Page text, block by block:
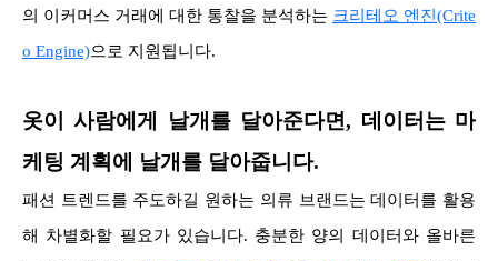
의 이커머스 거래에 대한 통찰을 분석하는 크리테오 엔진(Crite
o Engine)으로 지원됩니다.
옷이 사람에게 날개를 달아준다면, 데이터는 마
케팅 계획에 날개를 달아줍니다.
패션 트렌드를 주도하길 원하는 의류 브랜드는 데이터를 활용
해 차별화할 필요가 있습니다. 충분한 양의 데이터와 올바른